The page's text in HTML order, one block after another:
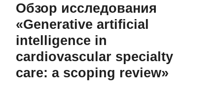
Обзор исследования
«Generative artificial
intelligence in
cardiovascular specialty
care: a scoping review»